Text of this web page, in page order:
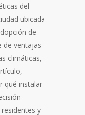
del
ubicada
de
de ventajas
climáticas,
qué instalar
y